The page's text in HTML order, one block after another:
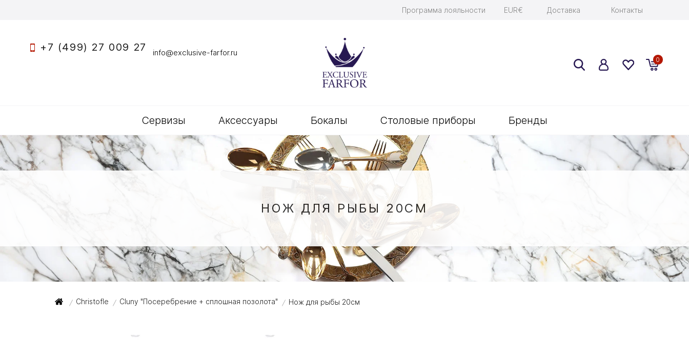
Программа лояльности EUR€ Доставка Контакты
+7 (499) 27 009 27 info@exclusive-farfor.ru
0
Сервизы Аксессуары Бокалы Столовые приборы Бренды
НОЖ ДЛЯ РЫБЫ 20СМ
/ Christofle / Cluny "Посеребрение + сплошная позолота" / Нож для рыбы 20см